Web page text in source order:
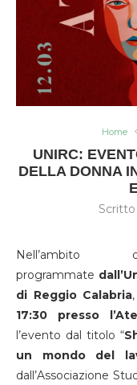
Home
UNIRC:
DELLA DONNA
Scritto
programmate
di Reggio Calabria,
17:30 presso
l’evento dal titolo “
un mondo del
dall’Associazione